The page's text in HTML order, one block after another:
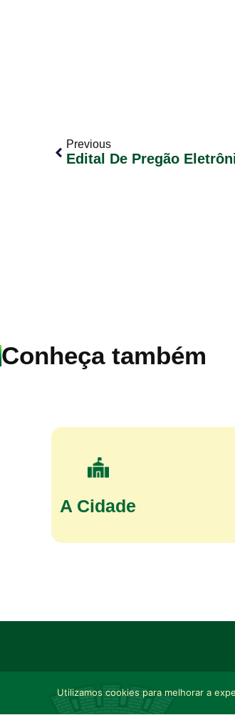
Previous
Conheça também
A Cidade
Utilizamos cookies para melhorar a